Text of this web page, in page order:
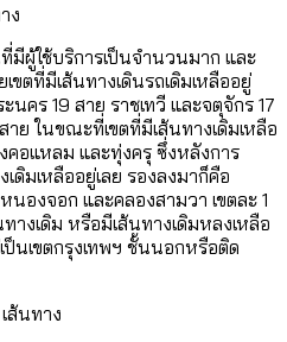
ง
มีผู้ใช้บริการเป็นจำนวนมาก และ
ขตที่มีเส้นทางเดินรถเดิมเหลืออยู่
คร 19 สาย ราชเทวี และจตุจักร 17
ย ในขณะที่เขตที่มีเส้นทางเดิมเหลือ
อแหลม และทุ่งครุ ซึ่งหลังการ
ดิมเหลืออยู่เลย รองลงมาก็คือ
องจอก และคลองสามวา เขตละ 1
างเดิม หรือมีเส้นทางเดิมหลงเหลือ
นเขตกรุงเทพฯ ชั้นนอกหรือติด
ส้นทาง